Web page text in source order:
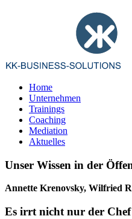
Home
Unternehmen
Trainings
Coaching
Mediation
Aktuelles
Unser Wissen in der
Annette Krenovsky, Wilfried
Es irrt nicht nur der Chef